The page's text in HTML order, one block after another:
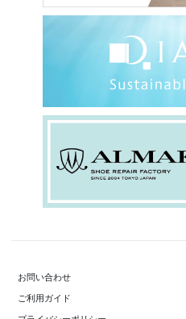
お問い合わせ
ご利用ガイド